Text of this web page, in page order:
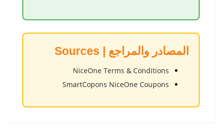
المصادر والمراجع | Sources
NiceOne Terms & Conditions
SmartCopons NiceOne Coupons